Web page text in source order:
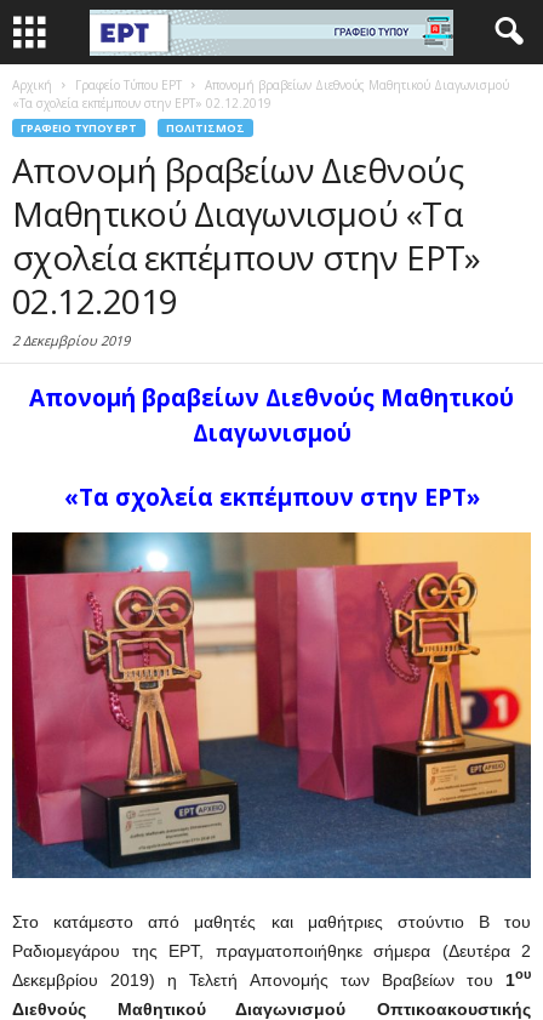
Αρχική Γραφείο Τύπου ΕΡΤ
Απονομή βραβείων Διεθνούς Μαθητικού Διαγωνισμού
«Τα σχολεία εκπέμπουν στην ΕΡΤ» 02.12.2019
ΓΡΑΦΕΊΟ ΤΎΠΟΥ ΕΡΤ ΠΟΛΙΤΙΣΜΌΣ
Απονομή βραβείων Διεθνούς
Μαθητικού Διαγωνισμού «Τα
σχολεία εκπέμπουν στην ΕΡΤ»
02.12.2019
2 Δεκεμβρίου 2019
Απονομή βραβείων Διεθνούς Μαθητικού
Διαγωνισμού
«Τα σχολεία εκπέμπουν στην ΕΡΤ»
Στο κατάμεστο από μαθητές και μαθήτριες στούντιο Β του
Ραδιομεγάρου της ΕΡΤ, πραγματοποιήθηκε σήμερα (Δευτέρα 2
Δεκεμβρίου 2019) η Τελετή Απονομής των Βραβείων του 1ου
Διεθνούς Μαθητικού Διαγωνισμού Οπτικοακουστικής